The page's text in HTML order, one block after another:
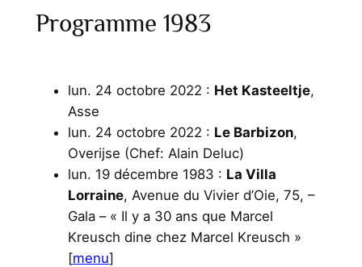
Programme 1983
lun. 24 octobre 2022 : Het Kasteeltje,
Asse
lun. 24 octobre 2022 : Le Barbizon,
Overijse (Chef: Alain Deluc)
lun. 19 décembre 1983 : La Villa
Lorraine, Avenue du Vivier d’Oie, 75, –
Gala – « Il y a 30 ans que Marcel
Kreusch dine chez Marcel Kreusch »
[menu]